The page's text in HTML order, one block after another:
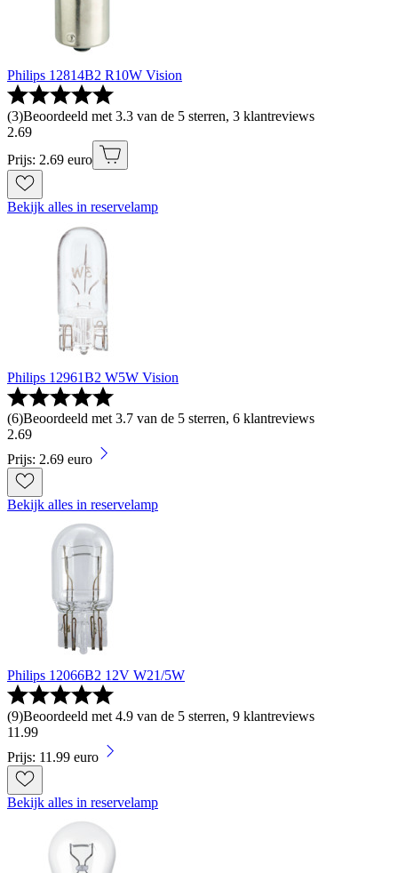
Philips 12814B2 R10W Vision
(3)Beoordeeld met 3.3 van de 5 sterren, 3 klantreviews
2.69
Prijs: 2.69 euro
Bekijk alles in reservelamp
Philips 12961B2 W5W Vision
(6)Beoordeeld met 3.7 van de 5 sterren, 6 klantreviews
2.69
Prijs: 2.69 euro
Bekijk alles in reservelamp
Philips 12066B2 12V W21/5W
(9)Beoordeeld met 4.9 van de 5 sterren, 9 klantreviews
11 .99
Prijs: 11.99 euro
Bekijk alles in reservelamp